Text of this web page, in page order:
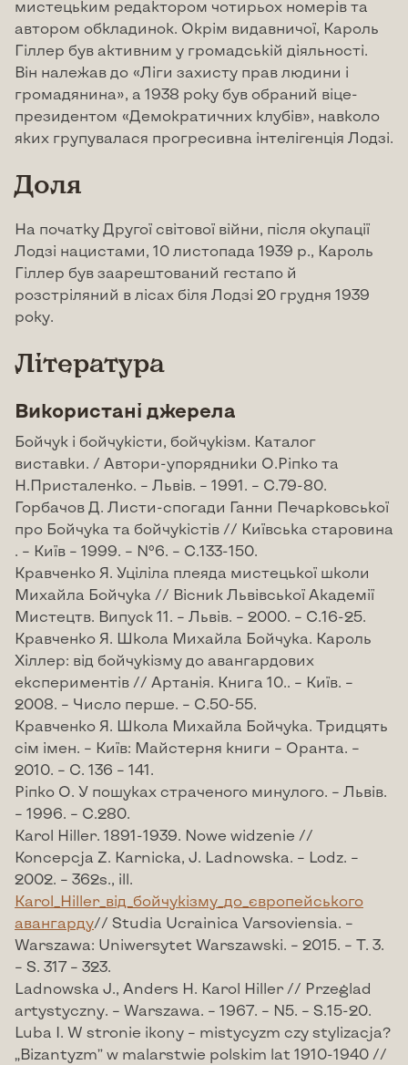
мистецьким редактором чотирьох номерів та
автором обкладинок. Окрім видавничої, Кароль
Гіллер був активним у громадській діяльності.
Він належав до «Ліги захисту прав людини і
громадянина», а 1938 року був обраний віце-
президентом «Демократичних клубів», навколо
яких групувалася прогресивна інтелігенція Лодзі.
Доля
На початку Другої світової війни, після окупації
Лодзі нацистами, 10 листопада 1939 р., Кароль
Гіллер був заарештований гестапо й
розстріляний в лісах біля Лодзі 20 грудня 1939
року.
Література
Використані джерела
Бойчук і бойчукісти, бойчукізм. Каталог
виставки. / Автори-упорядники О.Ріпко та
Н.Присталенко. – Львів. – 1991. – С.79-80.
Горбачов Д. Листи-спогади Ганни Печарковської
про Бойчука та бойчукістів // Київська старовина
. – Київ – 1999. – №6. – С.133-150.
Кравченко Я. Уціліла плеяда мистецької школи
Михайла Бойчука // Вісник Львівської Академії
Мистецтв. Випуск 11. – Львів. – 2000. – С.16-25.
Кравченко Я. Школа Михайла Бойчука. Кароль
Хіллер: від бойчукізму до авангардових
експериментів // Артанія. Книга 10.. – Київ. –
2008. – Число перше. – С.50-55.
Кравченко Я. Школа Михайла Бойчука. Тридцять
сім імен. – Київ: Майстерня книги – Оранта. –
2010. – С. 136 – 141.
Ріпко О. У пошуках страченого минулого. – Львів.
– 1996. – С.280.
Karol Hiller. 1891-1939. Nowe widzenie //
Koncepcja Z. Karnicka, J. Ladnowska. – Lodz. –
2002. – 362s., ill.
Karol_Hiller_від_бойчукізму_до_європейського
авангарду// Studia Ucrainica Varsoviensia. –
Warszawa: Uniwersytet Warszawski. – 2015. – T. 3.
– S. 317 – 323.
Ladnowska J., Anders H. Karol Hiller // Przeglad
artystyczny. – Warszawa. – 1967. – N5. – S.15-20.
Luba I. W stronie ikony – mistycyzm czy stylizacja?
„Bizantyzm” w malarstwie polskim lat 1910-1940 //